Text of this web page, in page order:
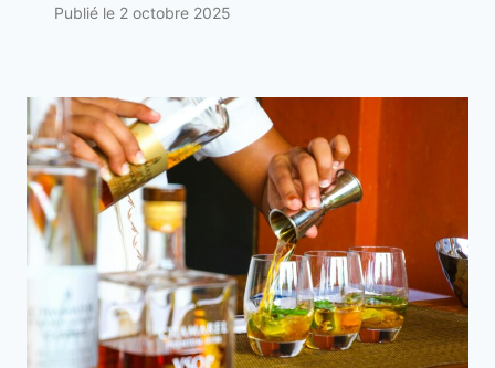
Publié le 2 octobre 2025